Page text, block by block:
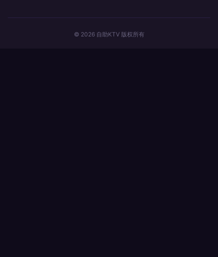
© 2026 自助KTV 版权所有